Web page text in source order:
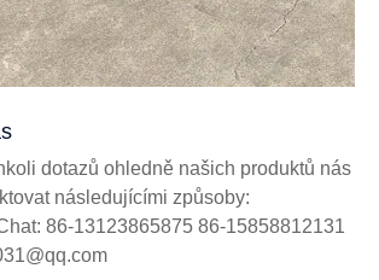
dotazů ohledně našich produktů nás
následujícími způsoby:
86-13123865875 86-15858812131